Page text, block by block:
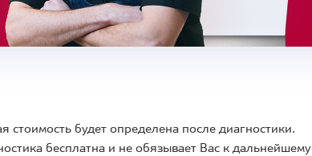
стоимость будет определена после диагностики.
бесплатна и не обязывает Вас к дальнейшему